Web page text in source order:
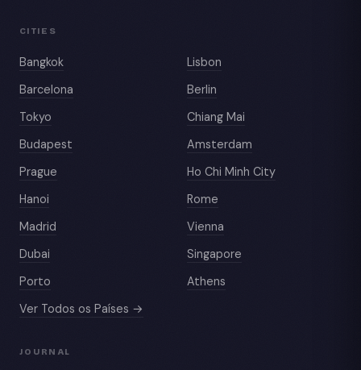
CITIES
Bangkok
Lisbon
Barcelona
Berlin
Tokyo
Chiang Mai
Budapest
Amsterdam
Prague
Ho Chi Minh City
Hanoi
Rome
Madrid
Vienna
Dubai
Singapore
Porto
Athens
Ver Todos os Países →
JOURNAL